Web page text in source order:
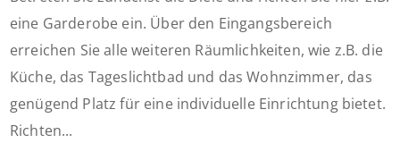
eine Garderobe ein. Über den Eingangsbereich
erreichen Sie alle weiteren Räumlichkeiten, wie z.B. die
Küche, das Tageslichtbad und das Wohnzimmer, das
genügend Platz für eine individuelle Einrichtung bietet.
Richten...